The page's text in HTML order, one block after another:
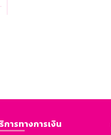
การทางการเงิน